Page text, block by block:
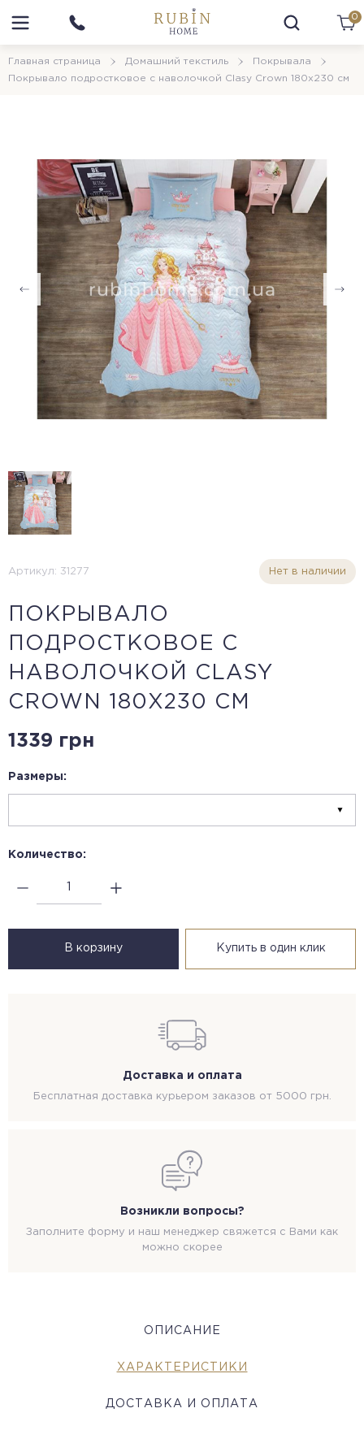
0
Главная страница Домашний текстиль
Покрывала
Покрывало подростковое с наволочкой Clasy Сrown 180х230 см
Артикул: 31277 Нет в наличии
ПОКРЫВАЛО
ПОДРОСТКОВОЕ С
НАВОЛОЧКОЙ CLASY
СROWN 180Х230 СМ
1339 грн
Размеры:
Количество:
В корзину Купить в один клик
Доставка и оплата
Бесплатная доставка курьером заказов от 5000 грн.
Возникли вопросы?
Заполните форму и наш менеджер свяжется с Вами как
можно скорее
ОПИСАНИЕ
ХАРАКТЕРИСТИКИ
ДОСТАВКА И ОПЛАТА